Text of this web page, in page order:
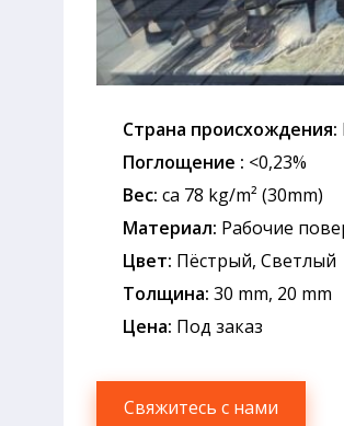
Страна происхождения:
Поглощение : <0,23%
Вес: ca 78 kg/m² (30mm)
Mатериал: Рабочие
Цвет: Пёстрый, Светлый
Толщина: 30 mm, 20 mm
Цена: Под заказ
Свяжитесь с нами